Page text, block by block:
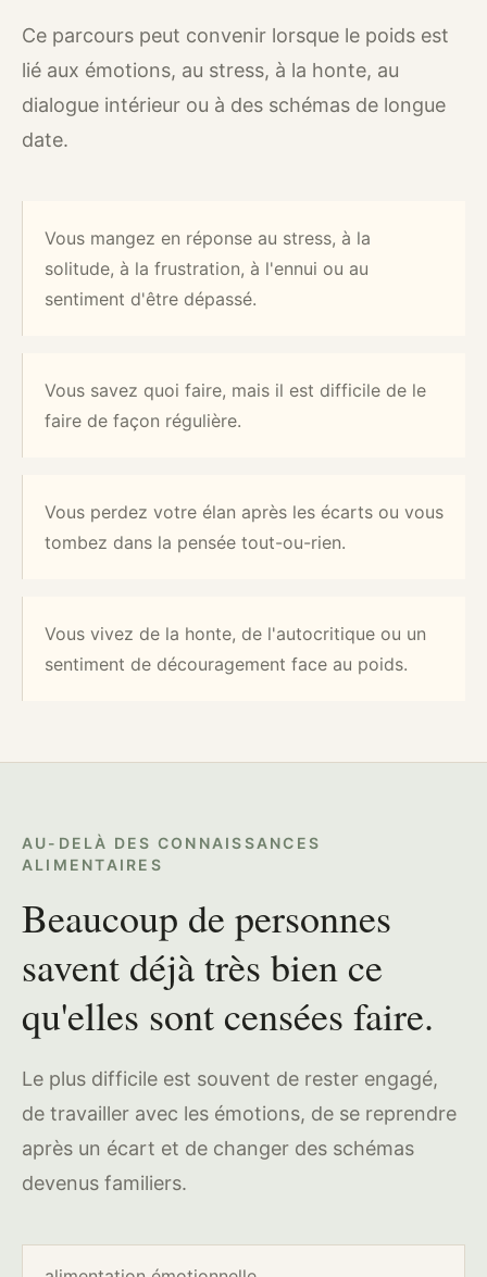
Ce parcours peut convenir lorsque le poids est
lié aux émotions, au stress, à la honte, au
dialogue intérieur ou à des schémas de longue
date.
Vous mangez en réponse au stress, à la
solitude, à la frustration, à l'ennui ou au
sentiment d'être dépassé.
Vous savez quoi faire, mais il est difficile de le
faire de façon régulière.
Vous perdez votre élan après les écarts ou vous
tombez dans la pensée tout-ou-rien.
Vous vivez de la honte, de l'autocritique ou un
sentiment de découragement face au poids.
AU-DELÀ DES CONNAISSANCES
ALIMENTAIRES
Beaucoup de personnes
savent déjà très bien ce
qu'elles sont censées faire.
Le plus difficile est souvent de rester engagé,
de travailler avec les émotions, de se reprendre
après un écart et de changer des schémas
devenus familiers.